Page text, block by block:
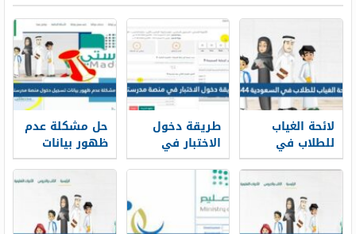
لائحة الغياب
للطلاب في
السعودية 1448
طريقة دخول
الاختبار في
منصة مدرستي
1448
حل مشكلة عدم
ظهور بيانات
تسجيل دخول
منصة مدرستي